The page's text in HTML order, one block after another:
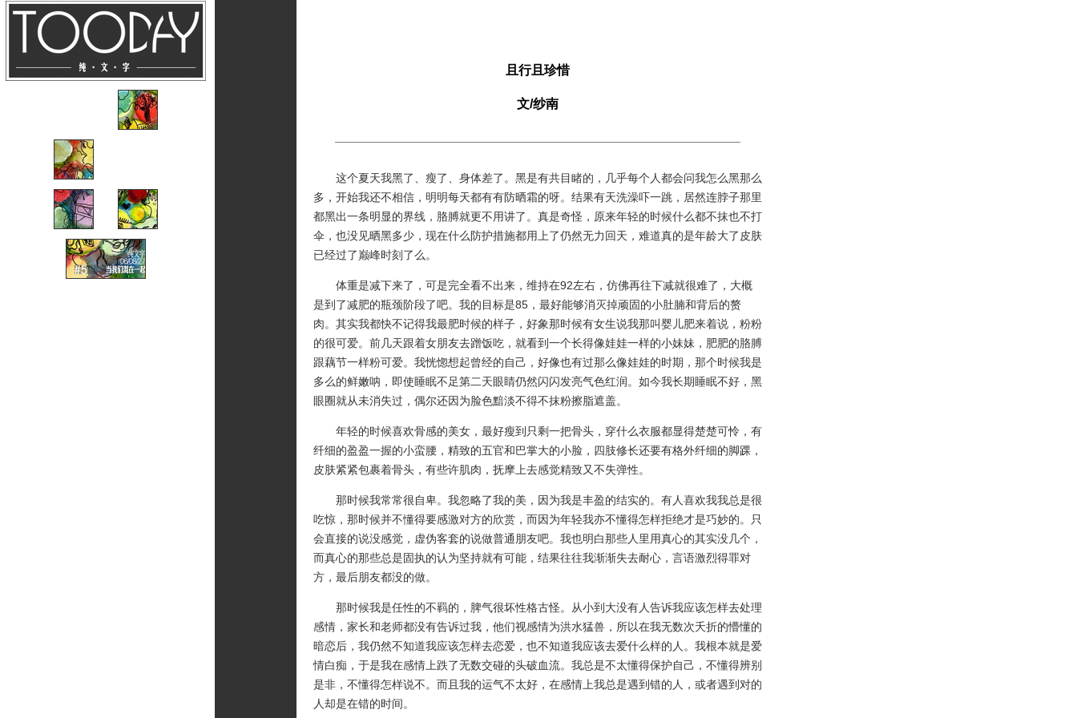
且行且珍惜
文/纱南
这个夏天我黑了、瘦了、身体差了。黑是有共目睹的，几乎每个人都会问我怎么黑那么
多，开始我还不相信，明明每天都有有防晒霜的呀。结果有天洗澡吓一跳，居然连脖子那里
都黑出一条明显的界线，胳膊就更不用讲了。真是奇怪，原来年轻的时候什么都不抹也不打
伞，也没见晒黑多少，现在什么防护措施都用上了仍然无力回天，难道真的是年龄大了皮肤
已经过了巅峰时刻了么。
体重是减下来了，可是完全看不出来，维持在92左右，仿佛再往下减就很难了，大概
是到了减肥的瓶颈阶段了吧。我的目标是85，最好能够消灭掉顽固的小肚腩和背后的赘
肉。其实我都快不记得我最肥时候的样子，好象那时候有女生说我那叫婴儿肥来着说，粉粉
的很可爱。前几天跟着女朋友去蹭饭吃，就看到一个长得像娃娃一样的小妹妹，肥肥的胳膊
跟藕节一样粉可爱。我恍惚想起曾经的自己，好像也有过那么像娃娃的时期，那个时候我是
多么的鲜嫩呐，即使睡眠不足第二天眼睛仍然闪闪发亮气色红润。如今我长期睡眠不好，黑
眼圈就从未消失过，偶尔还因为脸色黯淡不得不抹粉擦脂遮盖。
年轻的时候喜欢骨感的美女，最好瘦到只剩一把骨头，穿什么衣服都显得楚楚可怜，有
纤细的盈盈一握的小蛮腰，精致的五官和巴掌大的小脸，四肢修长还要有格外纤细的脚踝，
皮肤紧紧包裹着骨头，有些许肌肉，抚摩上去感觉精致又不失弹性。
那时候我常常很自卑。我忽略了我的美，因为我是丰盈的结实的。有人喜欢我我总是很
吃惊，那时候并不懂得要感激对方的欣赏，而因为年轻我亦不懂得怎样拒绝才是巧妙的。只
会直接的说没感觉，虚伪客套的说做普通朋友吧。我也明白那些人里用真心的其实没几个，
而真心的那些总是固执的认为坚持就有可能，结果往往我渐渐失去耐心，言语激烈得罪对
方，最后朋友都没的做。
那时候我是任性的不羁的，脾气很坏性格古怪。从小到大没有人告诉我应该怎样去处理
感情，家长和老师都没有告诉过我，他们视感情为洪水猛兽，所以在我无数次夭折的懵懂的
暗恋后，我仍然不知道我应该怎样去恋爱，也不知道我应该去爱什么样的人。我根本就是爱
情白痴，于是我在感情上跌了无数交碰的头破血流。我总是不太懂得保护自己，不懂得辨别
是非，不懂得怎样说不。而且我的运气不太好，在感情上我总是遇到错的人，或者遇到对的
人却是在错的时间。